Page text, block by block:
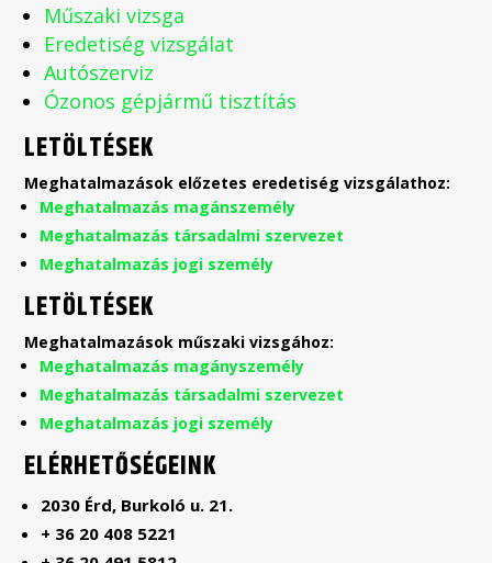
Műszaki vizsga
Eredetiség vizsgálat
Autószerviz
Ózonos gépjármű tisztítás
LETÖLTÉSEK
Meghatalmazások előzetes eredetiség vizsgálathoz:
Meghatalmazás magánszemély
Meghatalmazás társadalmi szervezet
Meghatalmazás jogi személy
LETÖLTÉSEK
Meghatalmazások műszaki vizsgához:
Meghatalmazás magányszemély
Meghatalmazás társadalmi szervezet
Meghatalmazás jogi személy
ELÉRHETŐSÉGEINK
2030 Érd, Burkoló u. 21.
+ 36 20 408 5221